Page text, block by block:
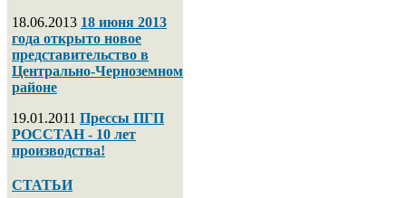
18.06.2013 18 июня 2013
года открыто новое
представительство в
Центрально-Черноземном
районе
19.01.2011 Прессы ПГП
РОССТАН - 10 лет
производства!
СТАТЬИ